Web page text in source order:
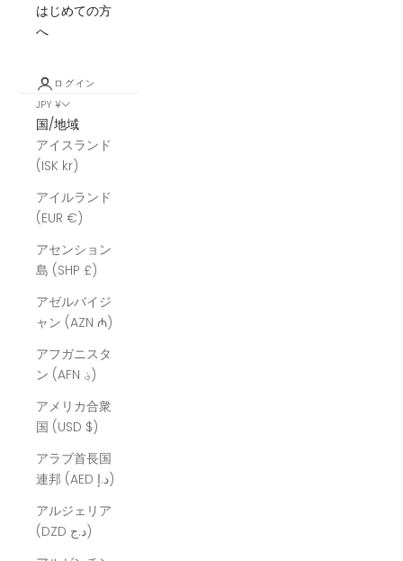
はじめての方
へ
ログイン
JPY ¥
国/地域
アイスランド
(ISK kr)
アイルランド
(EUR €)
アセンション
島 (SHP £)
アゼルバイジ
ャン (AZN ₼)
アフガニスタ
ン (AFN ؋)
アメリカ合衆
国 (USD $)
アラブ首長国
連邦 (AED د.إ)
アルジェリア
(DZD د.ج)